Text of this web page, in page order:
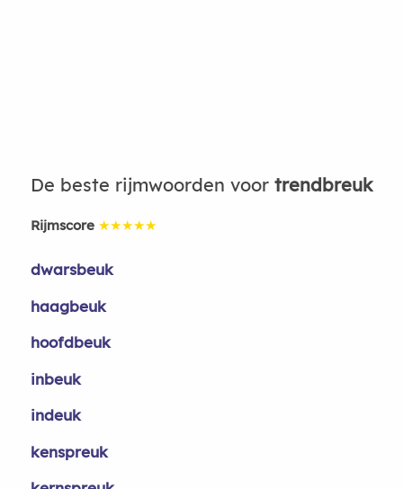
De beste rijmwoorden voor trendbreuk
Rijmscore ★★★★★
dwarsbeuk
haagbeuk
hoofdbeuk
inbeuk
indeuk
kenspreuk